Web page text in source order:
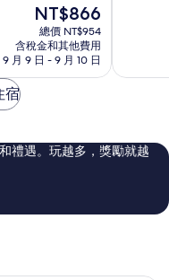
現
在
價
格
為
NT$866
總價 NT$954
含稅金和其他費用
9 月 9 日 - 9 月 10 日
常
評
論
宿
禮遇。玩越多，獎勵就越